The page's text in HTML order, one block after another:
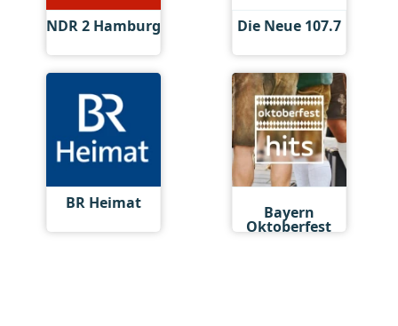
NDR 2 Hamburg Die Neue 107.7
BR Heimat Bayern
Oktoberfest